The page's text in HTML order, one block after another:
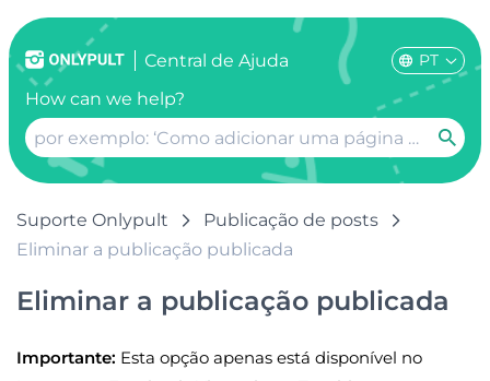
Сentral de Ajuda PT
How can we help?
Suporte Onlypult
Publicação de posts
Eliminar a publicação publicada
Eliminar a publicação publicada
Importante: Esta opção apenas está disponível no